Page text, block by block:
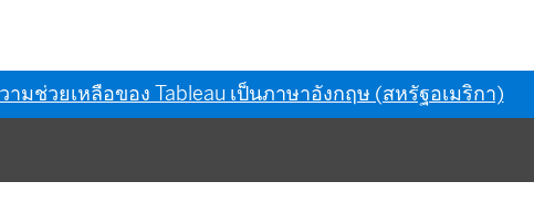
ามช่วยเหลือของ Tableau เป็นภาษาอังกฤษ (สหรัฐอเมริกา)